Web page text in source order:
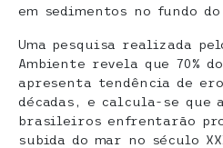
em sedimentos no fundo do
Uma pesquisa realizada
Ambiente revela que 70%
apresenta tendência de
décadas, e calcula-se que
brasileiros enfrentarão
subida do mar no século